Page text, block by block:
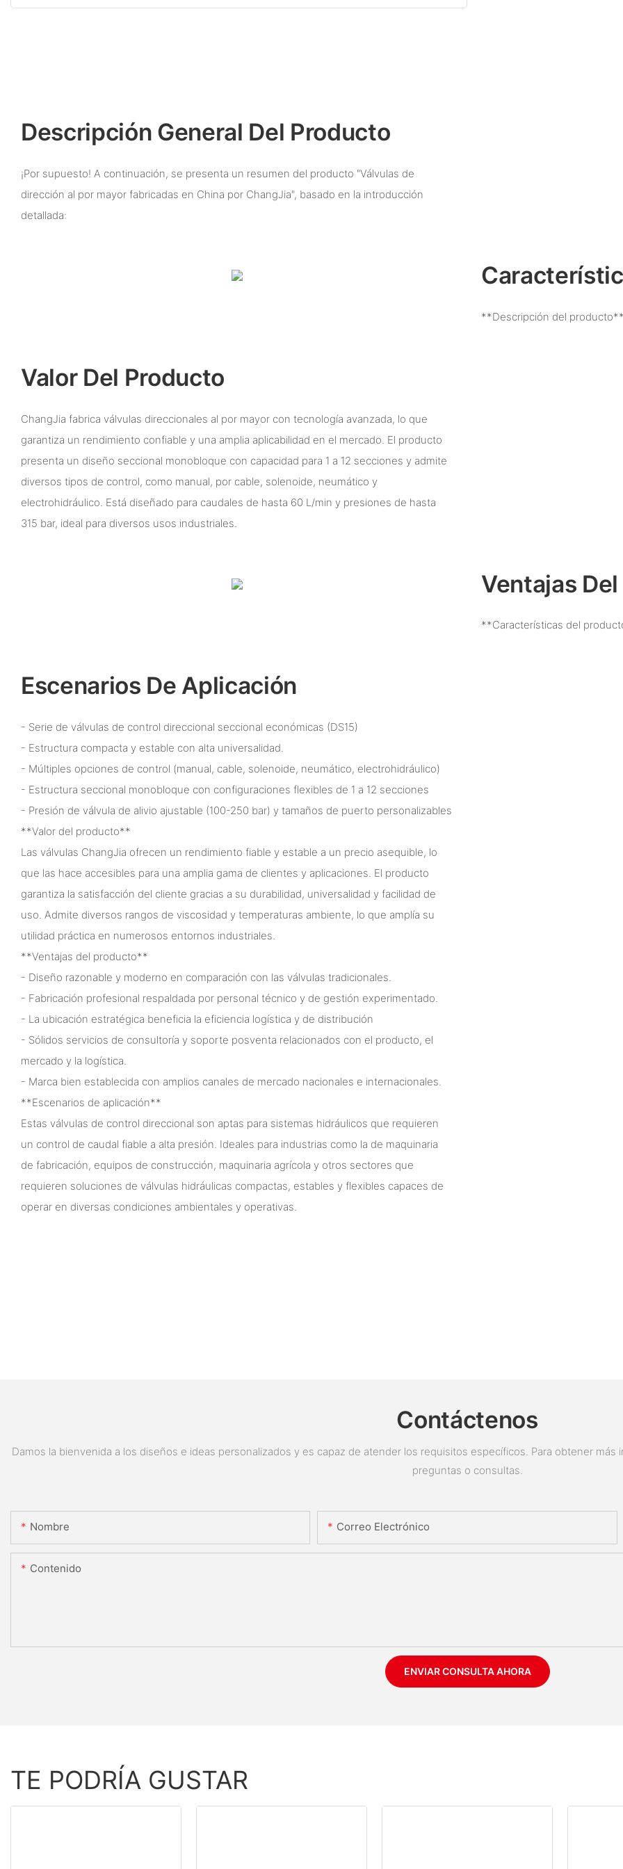
Descripción General Del Producto
¡Por supuesto! A continuación, se presenta un resumen del producto "Válvulas de
dirección al por mayor fabricadas en China por ChangJia", basado en la introducción
detallada:
**Descripción del
Valor Del Producto
ChangJia fabrica válvulas direccionales al por mayor con tecnología avanzada, lo que
garantiza un rendimiento confiable y una amplia aplicabilidad en el mercado. El producto
presenta un diseño seccional monobloque con capacidad para 1 a 12 secciones y admite
diversos tipos de control, como manual, por cable, solenoide, neumático y
electrohidráulico. Está diseñado para caudales de hasta 60 L/min y presiones de hasta
315 bar, ideal para diversos usos industriales.
Ventajas
**Características del
Escenarios De Aplicación
- Serie de válvulas de control direccional seccional económicas (DS15)
- Estructura compacta y estable con alta universalidad.
- Múltiples opciones de control (manual, cable, solenoide, neumático, electrohidráulico)
- Estructura seccional monobloque con configuraciones flexibles de 1 a 12 secciones
- Presión de válvula de alivio ajustable (100-250 bar) y tamaños de puerto personalizables
**Valor del producto**
Las válvulas ChangJia ofrecen un rendimiento fiable y estable a un precio asequible, lo
que las hace accesibles para una amplia gama de clientes y aplicaciones. El producto
garantiza la satisfacción del cliente gracias a su durabilidad, universalidad y facilidad de
uso. Admite diversos rangos de viscosidad y temperaturas ambiente, lo que amplía su
utilidad práctica en numerosos entornos industriales.
**Ventajas del producto**
- Diseño razonable y moderno en comparación con las válvulas tradicionales.
- Fabricación profesional respaldada por personal técnico y de gestión experimentado.
- La ubicación estratégica beneficia la eficiencia logística y de distribución
- Sólidos servicios de consultoría y soporte posventa relacionados con el producto, el
mercado y la logística.
- Marca bien establecida con amplios canales de mercado nacionales e internacionales.
**Escenarios de aplicación**
Estas válvulas de control direccional son aptas para sistemas hidráulicos que requieren
un control de caudal fiable a alta presión. Ideales para industrias como la de maquinaria
de fabricación, equipos de construcción, maquinaria agrícola y otros sectores que
requieren soluciones de válvulas hidráulicas compactas, estables y flexibles capaces de
operar en diversas condiciones ambientales y operativas.
Contáctenos
Damos la bienvenida a los diseños e ideas personalizados y es capaz de atender los requisitos específicos. Para obtener
preguntas o consultas.
Nombre Correo Electrónico
Contenido
ENVIAR CONSULTA AHORA
TE PODRÍA GUSTAR